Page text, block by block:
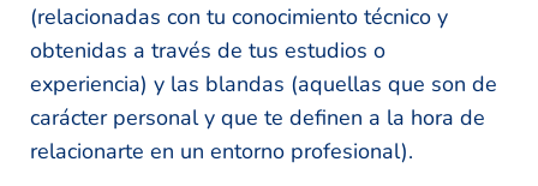
(relacionadas con tu conocimiento técnico y
obtenidas a través de tus estudios o
experiencia) y las blandas (aquellas que son de
carácter personal y que te definen a la hora de
relacionarte en un entorno profesional).